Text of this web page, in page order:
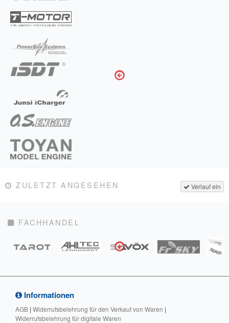
Verlauf ein
ZULETZT ANGESEHEN
FACHHANDEL
Informationen
AGB | Widerrufsbelehrung für den Verkauf von Waren |
Widerrufsbelehrung für digitale Waren